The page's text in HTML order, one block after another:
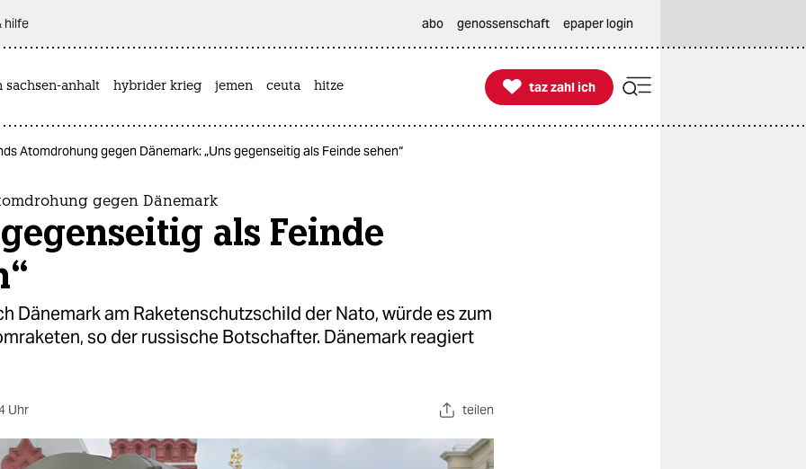
hilfe abo genossenschaft epaper login
sachsen-anhalt hybrider krieg jemen ceuta hitze 
taz zahl ich
taz zahl ich
Atomdrohung gegen Dänemark: „Uns gegenseitig als Feinde sehen“
gegen Dänemark
als Feinde
Dänemark am Raketenschutzschild der Nato, würde es zum
so der russische Botschafter. Dänemark reagiert
Uhr teilen